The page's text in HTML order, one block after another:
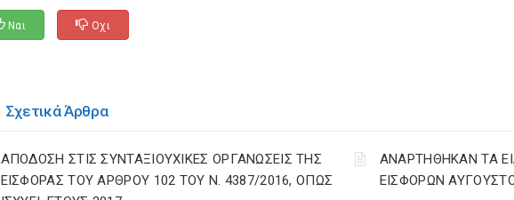
Ναι Οχι
Σχετικά Άρθρα
ΑΠΟΔΟΣΗ ΣΤΙΣ ΣΥΝΤΑΞΙΟΥΧΙΚΕΣ ΟΡΓΑΝΩΣΕΙΣ ΤΗΣ
ΕΙΣΦΟΡΑΣ ΤΟΥ ΑΡΘΡΟΥ 102 ΤΟΥ Ν. 4387/2016, ΟΠΩΣ
ΑΝΑΡΤΗΘΗΚΑΝ ΤΑ
ΕΙΣΦΟΡΩΝ